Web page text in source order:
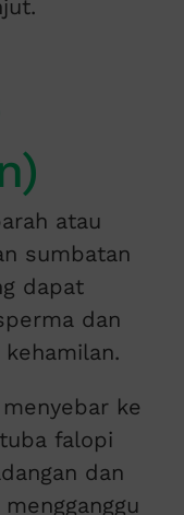
atau
sumbatan
dapat
dan
ke
falopi
dan